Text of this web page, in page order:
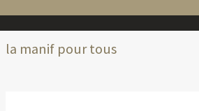
la manif pour tous